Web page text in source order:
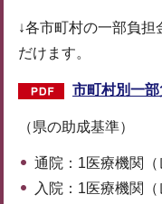
↓各市町村の一部負
だけます。
市町村別一
（県の助成基準）
通院：1医療機関
入院：1医療機関